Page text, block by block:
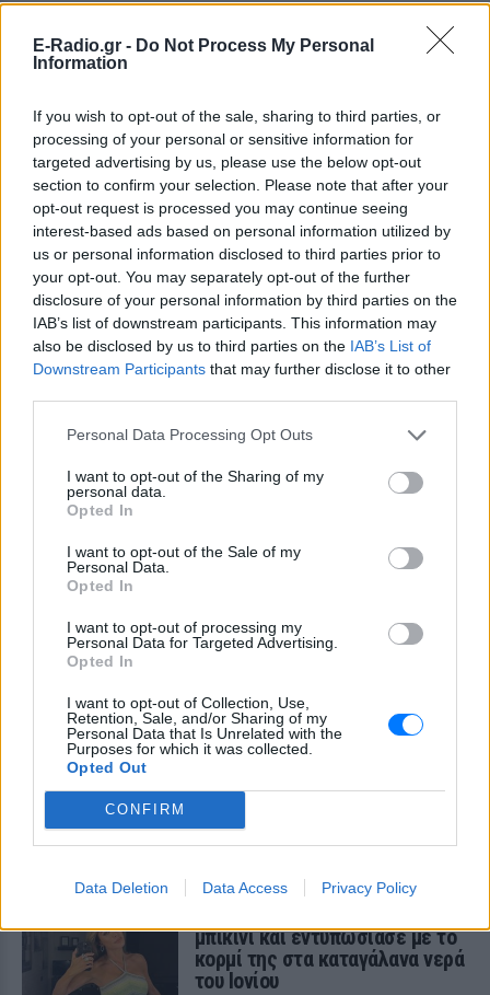
E-Radio.gr - Do Not Process My Personal
Information
If you wish to opt-out of the sale, sharing to third parties, or
processing of your personal or sensitive information for
targeted advertising by us, please use the below opt-out
section to confirm your selection. Please note that after your
opt-out request is processed you may continue seeing
interest-based ads based on personal information utilized by
us or personal information disclosed to third parties prior to
your opt-out. You may separately opt-out of the further
disclosure of your personal information by third parties on the
IAB’s list of downstream participants. This information may
also be disclosed by us to third parties on the IAB’s List of
Downstream Participants that may further disclose it to other
Personal Data Processing Opt Outs
I want to opt-out of the Sharing of my
personal data.
Opted In
I want to opt-out of the Sale of my
Personal Data.
Opted In
I want to opt-out of processing my
Personal Data for Targeted Advertising.
Opted In
I want to opt-out of Collection, Use,
Retention, Sale, and/or Sharing of my
Personal Data that Is Unrelated with the
Purposes for which it was collected.
Opted Out
CONFIRM
Data Deletion Data Access Privacy Policy
ΔΕΙΤΕ ΕΠΙΣΗΣ
ΣΤΗΝ ΙΔΙΑ ΚΑΤΗΓΟΡΙΑ
Η Ελένη Βουλγαράκη ξεσπά για
τις φήμες χωρισμού με τον
Ιωαννίδη: «Διασταυρώστε
καμία πληροφορία πριν
Η παραγωγός ραδιοφώνου ανάρτησε
Το μαροκινό χωριό που έγινε
σκηνικό για το βίντεο κλιπ ...
της Βανδή
Από το «Lawrence of Arabia» και το Game
Christopher Nolan, το οχυρωμένο χωριό
μπικίνι και εντυπωσίασε με το
κορμί της στα καταγάλανα νερά
του Ιονίου